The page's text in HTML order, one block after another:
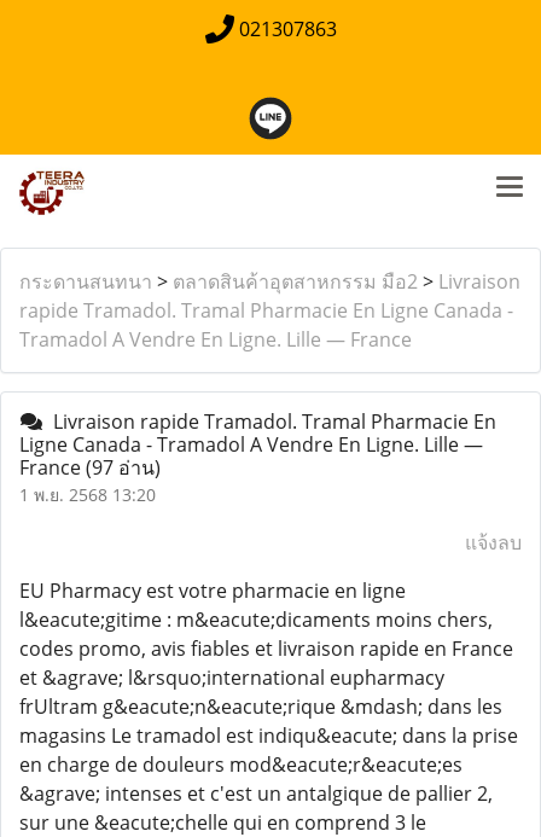
021307863
กระดานสนทนา > ตลาดสินค้าอุตสาหกรรม มือ2> Livraison
rapide Tramadol. Tramal Pharmacie En Ligne Canada -
Tramadol A Vendre En Ligne. Lille — France
Livraison rapide Tramadol. Tramal Pharmacie En
Ligne Canada - Tramadol A Vendre En Ligne. Lille —
France(97 อ่าน)
1 พ.ย. 2568 13:20
แจ้งลบ
EU Pharmacy est votre pharmacie en ligne
l&eacute;gitime : m&eacute;dicaments moins chers,
codes promo, avis fiables et livraison rapide en France
et &agrave; l&rsquo;international eupharmacy
frUltram g&eacute;n&eacute;rique &mdash; dans les
magasins Le tramadol est indiqu&eacute; dans la prise
en charge de douleurs mod&eacute;r&eacute;es
&agrave; intenses et c'est un antalgique de pallier 2,
sur une &eacute;chelle qui en comprend 3 le